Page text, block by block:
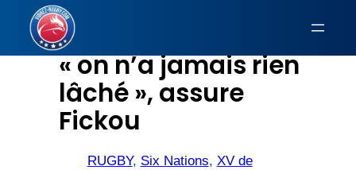
Aller
contenu « on n’a jamais rien
lâché », assure
Fickou
RUGBY, Six Nations, XV de